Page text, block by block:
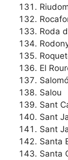
Roda
El
Salou
Sant
Sant
Sant
Santa
Santa